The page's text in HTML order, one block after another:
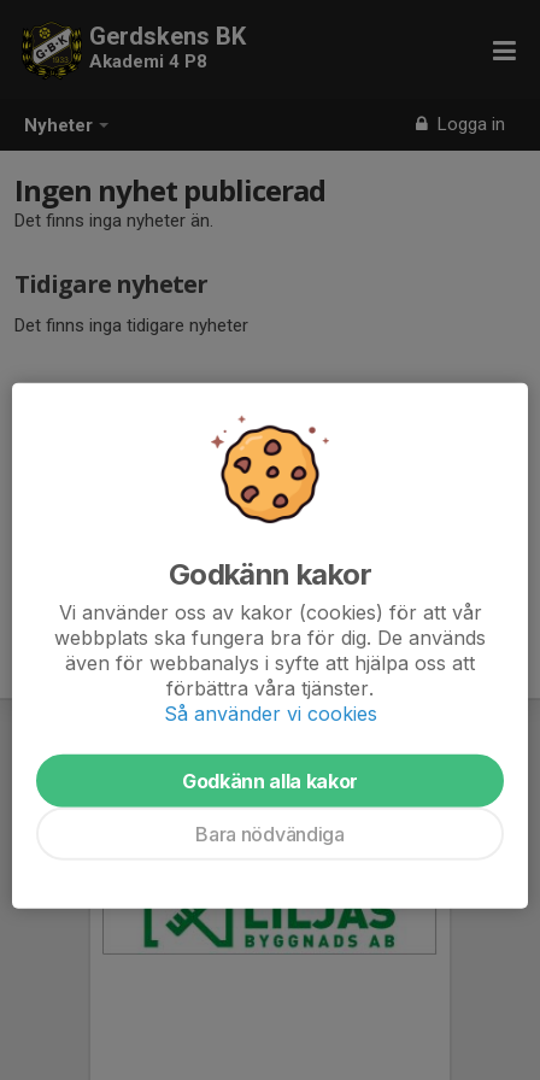
Nyheter Logga in
Gerdskens BK
Akademi 4 P8
Ingen nyhet publicerad
Det finns inga nyheter än.
Tidigare nyheter
Det finns inga tidigare nyheter
Godkänn kakor
Vi använder oss av kakor (cookies) för att vår
webbplats ska fungera bra för dig. De används
även för webbanalys i syfte att hjälpa oss att
förbättra våra tjänster.
Så använder vi cookies
Godkänn alla kakor
Bara nödvändiga